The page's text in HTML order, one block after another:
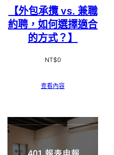
【外包承攬 vs. 兼職
約聘，如何選擇適合
的方式？】
NT$0
查看內容